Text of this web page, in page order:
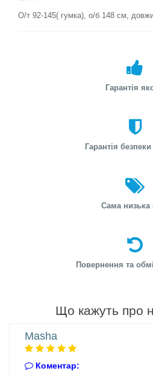
О/т 92-145( гумка), о/б 148 см,
Гарантія
Гарантія
Сама низька
Повернення та
Що кажуть про
Masha
Коментар: